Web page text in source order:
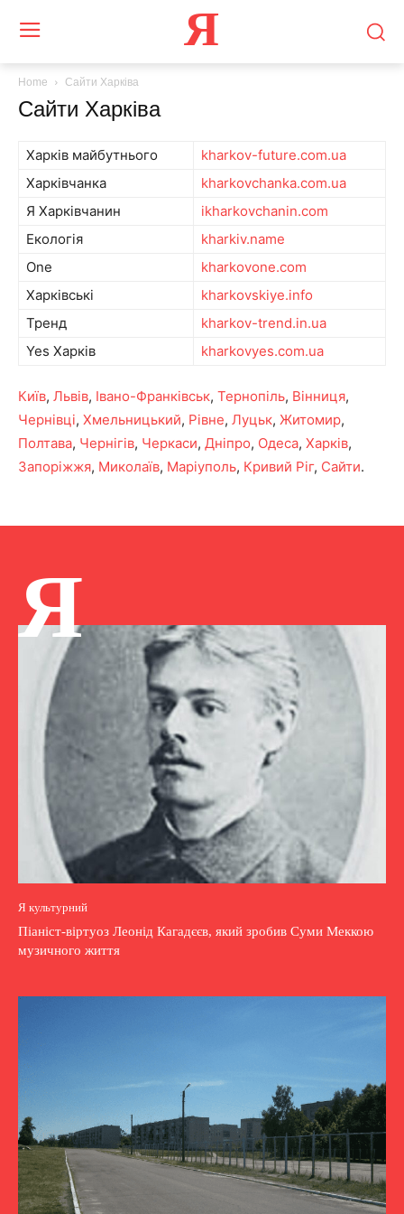
Я
Home Сайти Харківа
Сайти Харківа
Харків майбутнього
kharkov-future.com.ua
Харківчанка
kharkovchanka.com.ua
Я Харківчанин
ikharkovchanin.com
Екологія
kharkiv.name
One
kharkovone.com
Харківські
kharkovskiye.info
Тренд
kharkov-trend.in.ua
Yes Харків
kharkovyes.com.ua
Київ, Львів, Івано-Франківськ, Тернопіль, Вінниця,
Чернівці, Хмельницький, Рівне, Луцьк, Житомир,
Полтава, Чернігів, Черкаси, Дніпро, Одеса, Харків,
Запоріжжя, Миколаїв, Маріуполь, Кривий Ріг, Сайти.
Я
Я культурний
Піаніст-віртуоз Леонід Кагадєєв, який зробив Суми Меккою
музичного життя